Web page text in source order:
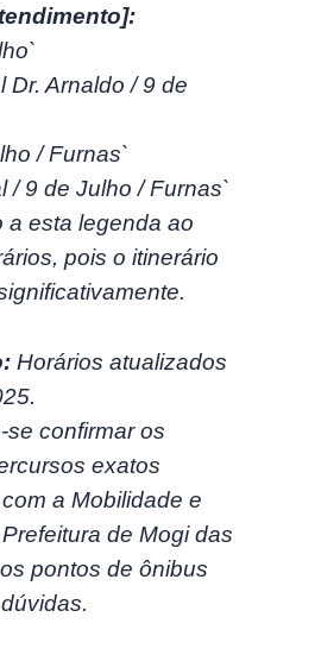
Dr. Arnaldo / 9 de
/ Furnas`
/ 9 de Julho / Furnas`
a esta legenda ao
pois o itinerário
Horários atualizados
confirmar os
exatos
a Mobilidade e
de Mogi das
pontos de ônibus